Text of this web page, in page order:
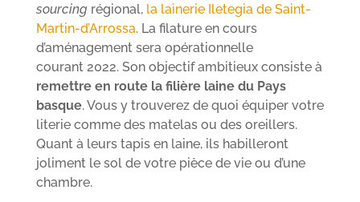
sourcing régional, la lainerie Iletegia de Saint-
Martin-d’Arrossa. La filature en cours
d’aménagement sera opérationnelle
courant 2022. Son objectif ambitieux consiste à
remettre en route la filière laine du Pays
basque. Vous y trouverez de quoi équiper votre
literie comme des matelas ou des oreillers.
Quant à leurs tapis en laine, ils habilleront
joliment le sol de votre pièce de vie ou d’une
chambre.